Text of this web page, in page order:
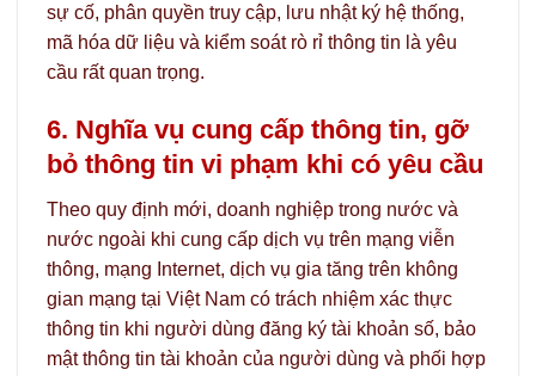
sự cố, phân quyền truy cập, lưu nhật ký hệ thống,
mã hóa dữ liệu và kiểm soát rò rỉ thông tin là yêu
cầu rất quan trọng.
6. Nghĩa vụ cung cấp thông tin, gỡ
bỏ thông tin vi phạm khi có yêu cầu
Theo quy định mới, doanh nghiệp trong nước và
nước ngoài khi cung cấp dịch vụ trên mạng viễn
thông, mạng Internet, dịch vụ gia tăng trên không
gian mạng tại Việt Nam có trách nhiệm xác thực
thông tin khi người dùng đăng ký tài khoản số, bảo
mật thông tin tài khoản của người dùng và phối hợp